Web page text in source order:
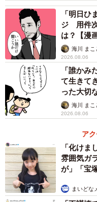
「明日ひ
ジ 用件次
は？【漫画
海川 まこ
2026.08.06
「誰かみ
て生きて
った大切
海川 まこ
2026.08.06
ア
「化け
雰囲気ガ
が」「宝
まいどな